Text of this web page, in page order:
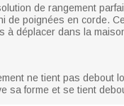
de rangement
poignées en corde.
à déplacer dans la
ne tient pas debout
sa forme et se tient